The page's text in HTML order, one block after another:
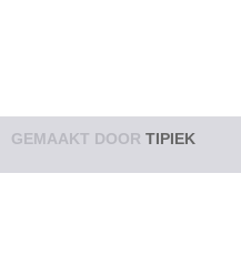
GEMAAKT DOOR TIPIEK